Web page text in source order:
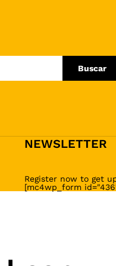
Buscar
NEWSLETTER
Register now to get
[mc4wp_form